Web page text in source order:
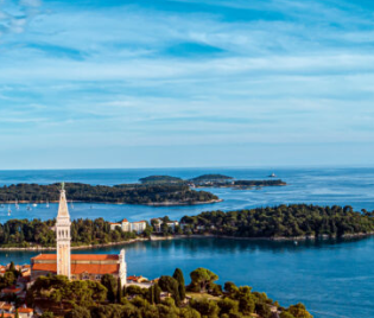
Alanya
Kyzylkum
Samarkand
Islanti
Italia
Kreikka
Kroatia